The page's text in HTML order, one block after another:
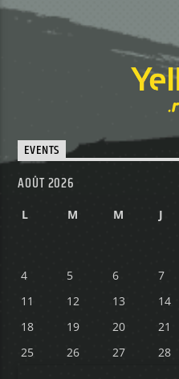
UPCOMING SHOW
NON-STOP MUSIC
11:59
Yellow Radio
Yellow Party
EVENTS
AOÛT 2026
L M M J
4
5 6 7
11
12 13 14
18
19 20 21
25
26 27 28